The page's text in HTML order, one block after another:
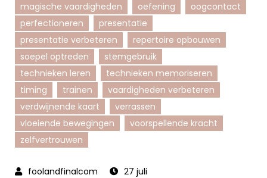
magische vaardigheden
oefening
oogcontact
perfectioneren
presentatie
presentatie verbeteren
repertoire opbouwen
soepel optreden
stemgebruik
technieken leren
technieken memoriseren
timing
trainen
vaardigheden verbeteren
verdwijnende kaart
verrassen
vloeiende bewegingen
voorspellende kracht
zelfvertrouwen
27 juli